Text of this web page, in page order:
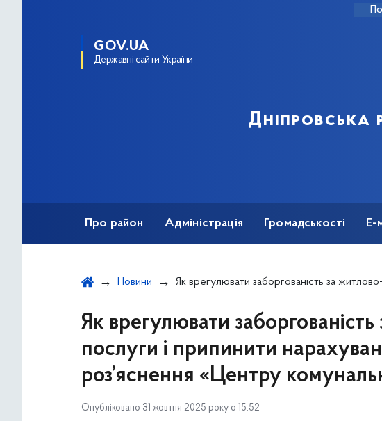
GOV.UA
Державні сайти України
Дніпровська
Про район Адміністрація Громадськості Е-
Новини Як врегулювати заборгованість за житлово-комунальні послуги і припинити нарахування штрафних санкцій: роз’яснення «Центру комунального
Як врегулювати
послуги і припинити
роз’яснення «Центру
Опубліковано 31 жовтня 2025 року о 15:52